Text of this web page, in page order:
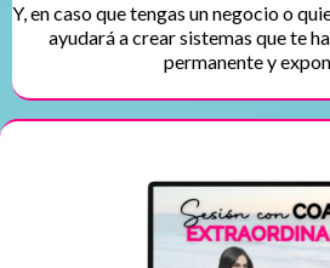
Y, en caso que tengas un negocio o
ayudará a crear sistemas que te
permanente y